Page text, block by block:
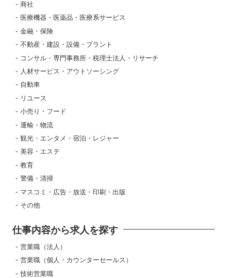
商社
医療機器・医薬品・医療系サービス
金融・保険
不動産・建設・設備・プラント
コンサル・専門事務所・税理士法人・リサーチ
人材サービス・アウトソーシング
自動車
リユース
小売り・フード
運輸・物流
観光・エンタメ・宿泊・レジャー
美容・エステ
教育
警備・清掃
マスコミ・広告・放送・印刷・出版
その他
仕事内容から求人を探す
営業職（法人）
営業職（個人・カウンターセールス）
技術営業職